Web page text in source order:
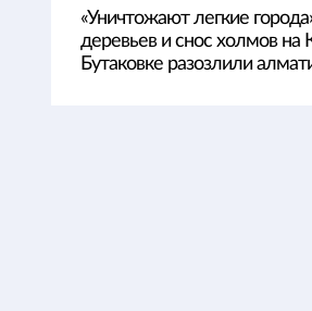
«Уничтожают легкие
деревьев и снос холмов
Бутаковке разозлили